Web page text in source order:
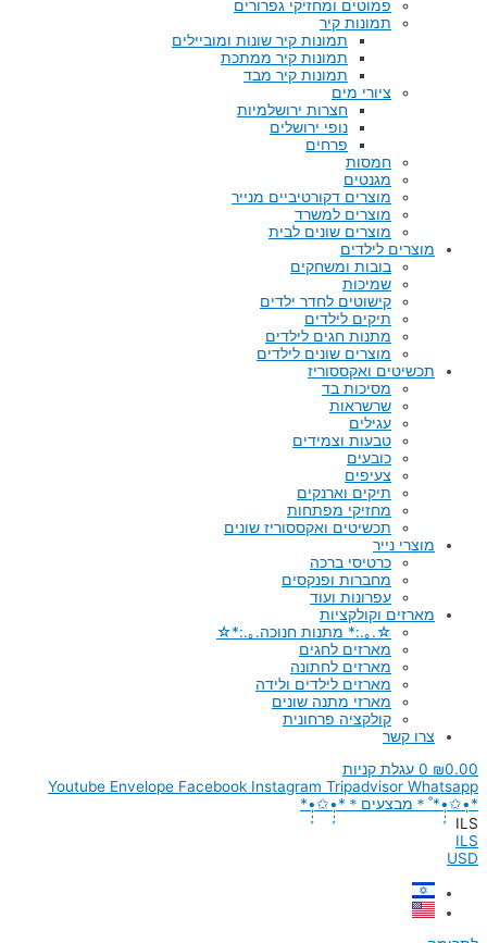
פמוטים ומחזיקי גפרורים
תמונות קיר
תמונות קיר שונות ומוביילים
תמונות קיר ממתכת
תמונות קיר מבד
ציורי מים
חצרות ירושלמיות
נופי ירושלים
פרחים
חמסות
מגנטים
מוצרים דקורטיביים מנייר
מוצרים למשרד
מוצרים שונים לבית
מוצרים לילדים
בובות ומשחקים
שמיכות
קישוטים לחדר ילדים
תיקים לילדים
מתנות חגים לילדים
מוצרים שונים לילדים
תכשיטים ואקססוריז
מסיכות בד
שרשראות
עגילים
טבעות וצמידים
כובעים
צעיפים
תיקים וארנקים
מחזיקי מפתחות
תכשיטים ואקססוריז שונים
מוצרי נייר
כרטיסי ברכה
מחברות ופנקסים
עפרונות ועוד
מארזים וקולקציות
☆.｡.:* מתנות חנוכה.｡.:*☆
מארזים לחגים
מארזים לחתונה
מארזים לילדים ולידה
מארזי מתנה שונים
קולקציה פרחונית
צרו קשר
₪0.00
0 עגלת קניות
Youtube Envelope Facebook Instagram Tripadvisor Whatsapp
*•̩̩͙✩•̩̩͙*˚＊מבצעים＊*•̩̩͙✩•̩̩͙*
ILS
ILS
USD